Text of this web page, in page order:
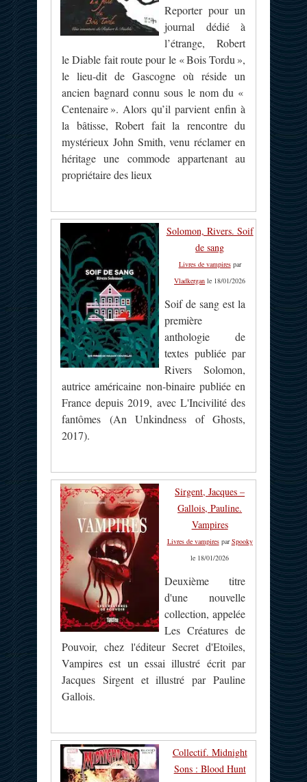
Reporter pour un
journal dédié à
l’étrange, Robert
le Diable fait route pour le « Bois Tordu »,
le lieu-dit de Gascogne où réside un
ancien bagnard connu sous le nom du «
Centenaire ». Alors qu’il parvient enfin à
la bâtisse, Robert fait la rencontre du
mystérieux John Smith, venu réclamer en
héritage une commode appartenant au
propriétaire des lieux
Solomon, Rivers. Soif
de sang
Livres de vampirespar
Vladkergan le 18/01/2026
Soif de sang est la
première
anthologie de
textes publiée par
Rivers Solomon,
autrice américaine non-binaire publiée en
France depuis 2019, avec L'Incivilité des
fantômes (An Unkindness of Ghosts,
2017).
Sirgent, Jacques –
Gallois, Pauline.
Vampires
Livres de vampiresparSpooky
le 18/01/2026
Deuxième titre
d'une nouvelle
collection, appelée
Les Créatures de
Pouvoir, chez l'éditeur Secret d'Etoiles,
Vampires est un essai illustré écrit par
Jacques Sirgent et illustré par Pauline
Gallois.
Collectif. Midnight
Sons : Blood Hunt